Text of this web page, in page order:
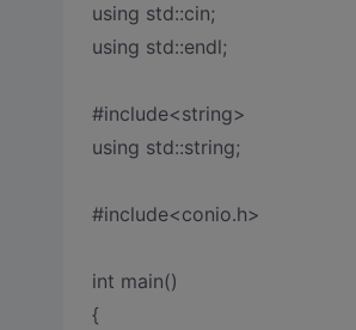
using std::cin;
using std::endl;
#include<string>
using std::string;
#include<conio.h>
int main()
{